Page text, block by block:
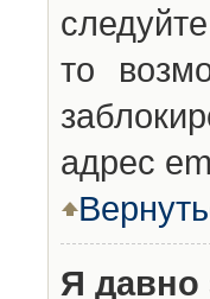
то
адрес
Я давно